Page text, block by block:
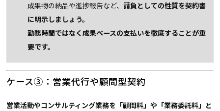
成果物の納品や進捗報告など、 請負としての性質を契約書
に明示しましょう。
勤務時間ではなく成果ベースの支払いを徹底することが重
要です。
ケース③：営業代行や顧問型契約
営業活動やコンサルティング業務を「顧問料」や「業務委託料」と